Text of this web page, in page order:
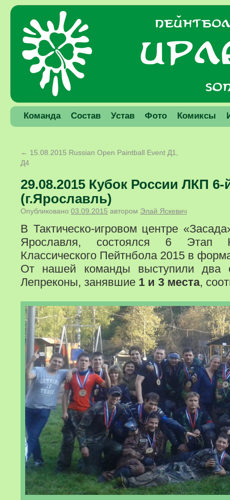
Команда Состав Устав Фото Комиксы
← 15.08.2015 Russian Open Paintball Event Д1,
Д4
29.08.2015 Кубок России ЛКП 6-
(г.Ярославль)
Опубликовано 03.09.2015 автором Элай Яскевич
В Тактическо-игровом центре
Ярославля, состоялся 6 Этап
Классического Пейтнбола 2015 в
От нашей команды выступили два
Лепреконы, занявшие 1 и 3 места,